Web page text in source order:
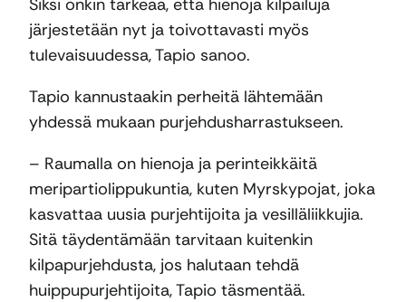
järjestetään nyt ja toivottavasti myös
tulevaisuudessa, Tapio sanoo.
Tapio kannustaakin perheitä lähtemään
yhdessä mukaan purjehdusharrastukseen.
– Raumalla on hienoja ja perinteikkäitä
meripartiolippukuntia, kuten Myrskypojat, joka
kasvattaa uusia purjehtijoita ja vesilläliikkujia.
Sitä täydentämään tarvitaan kuitenkin
kilpapurjehdusta, jos halutaan tehdä
huippupurjehtijoita, Tapio täsmentää.